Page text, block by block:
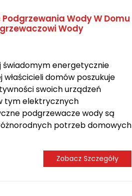
Wody W Domu
Wody
świadomym energetycznie
domów poszukuje
swoich urządzeń
tym elektrycznych
podgrzewacze wody są
potrzeb domowych
Zobacz Szczegóły